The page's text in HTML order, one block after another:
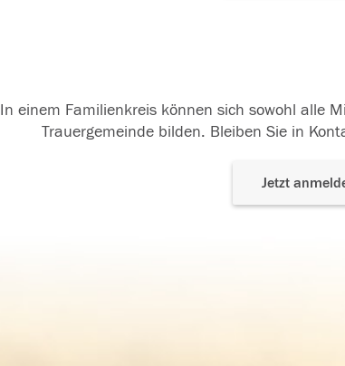
In einem Familienkreis können sich sowohl alle
Trauergemeinde bilden. Bleiben Sie in
Jetzt